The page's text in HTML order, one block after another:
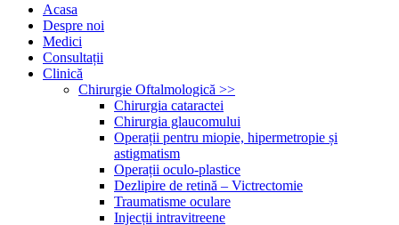
Acasa
Despre noi
Medici
Consultații
Clinică
Chirurgie Oftalmologică >>
Chirurgia cataractei
Chirurgia glaucomului
Operații pentru miopie, hipermetropie și
astigmatism
Operații oculo-plastice
Dezlipire de retină – Victrectomie
Traumatisme oculare
Injecții intravitreene